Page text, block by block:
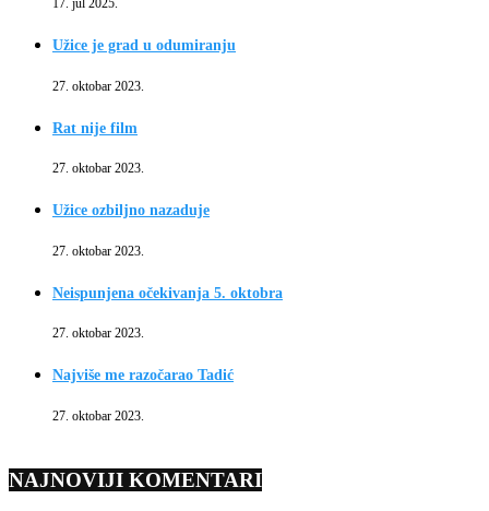
17. jul 2025.
Užice je grad u odumiranju
27. oktobar 2023.
Rat nije film
27. oktobar 2023.
Užice ozbiljno nazaduje
27. oktobar 2023.
Neispunjena očekivanja 5. oktobra
27. oktobar 2023.
Najviše me razočarao Tadić
27. oktobar 2023.
NAJNOVIJI KOMENTARI